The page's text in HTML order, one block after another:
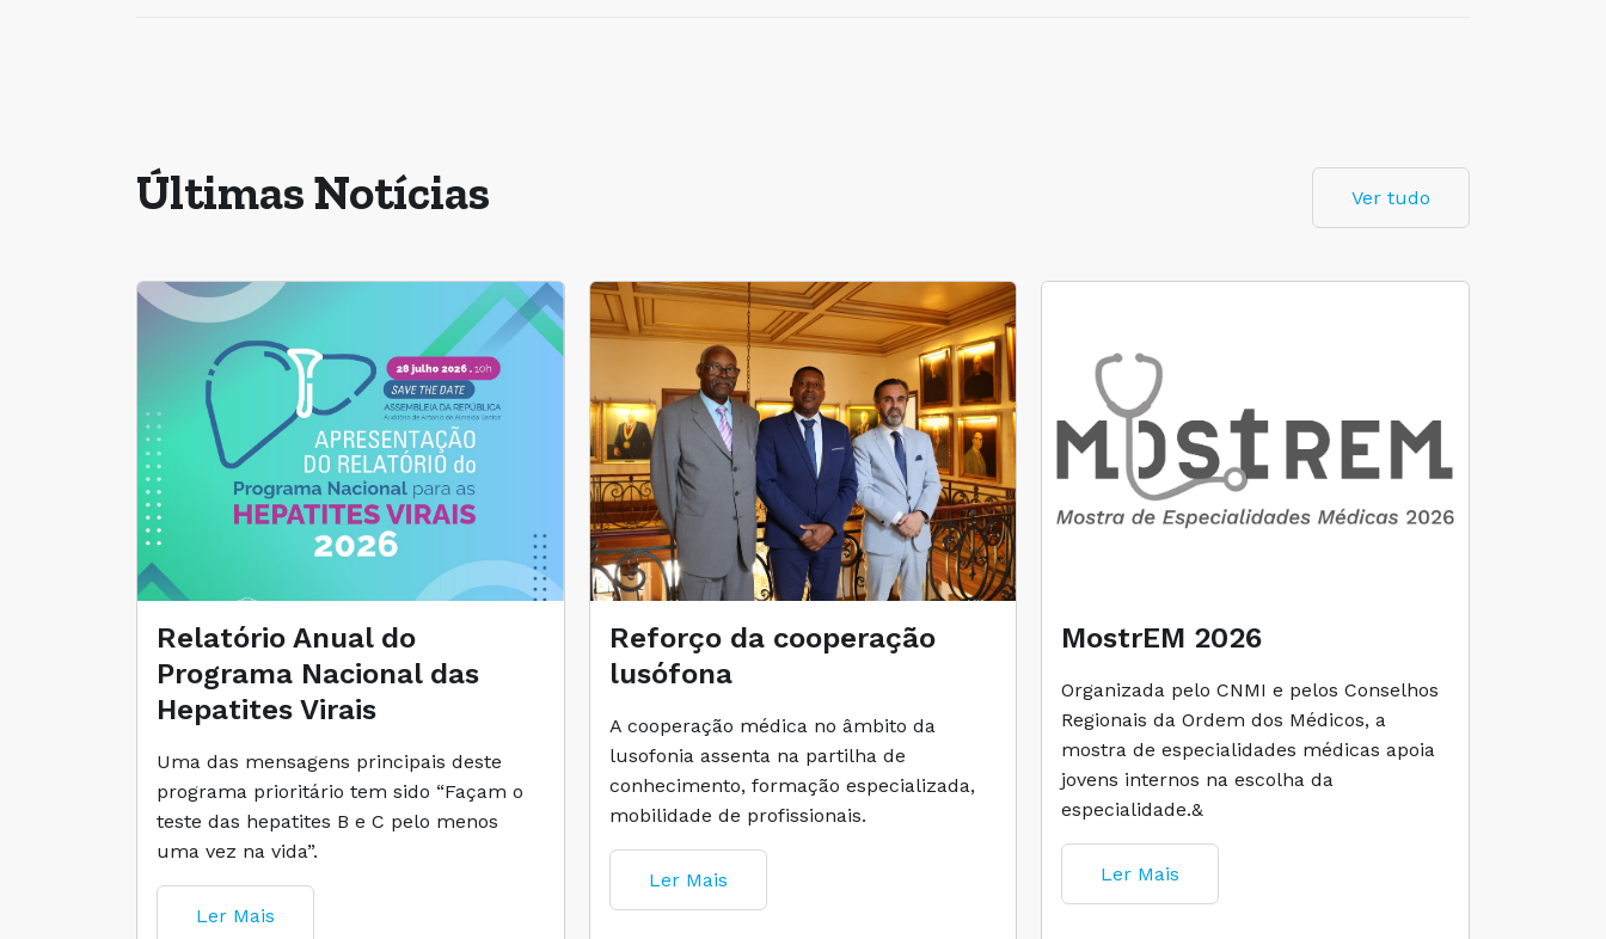
Últimas Notícias Ver tudo
Relatório Anual do
Programa Nacional das
Hepatites Virais
Uma das mensagens principais deste
programa prioritário tem sido “Façam o
teste das hepatites B e C pelo menos
uma vez na vida”.
Ler Mais
Reforço da cooperação
lusófona
A cooperação médica no âmbito da
lusofonia assenta na partilha de
conhecimento, formação especializada,
mobilidade de profissionais.
Ler Mais
MostrEM 2026
Organizada pelo CNMI e pelos Conselhos
Regionais da Ordem dos Médicos, a
mostra de especialidades médicas apoia
jovens internos na escolha da
especialidade.&
Ler Mais